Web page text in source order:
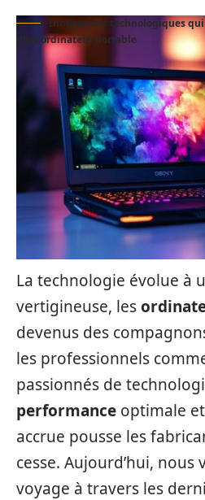
Innovations technologiques
d'un ordinateur portable
La technologie évolue à
vertigineuse, les
devenus des
les professionnels
passionnés de
performance optimale et
accrue pousse les
cesse. Aujourd’hui,
voyage à travers les